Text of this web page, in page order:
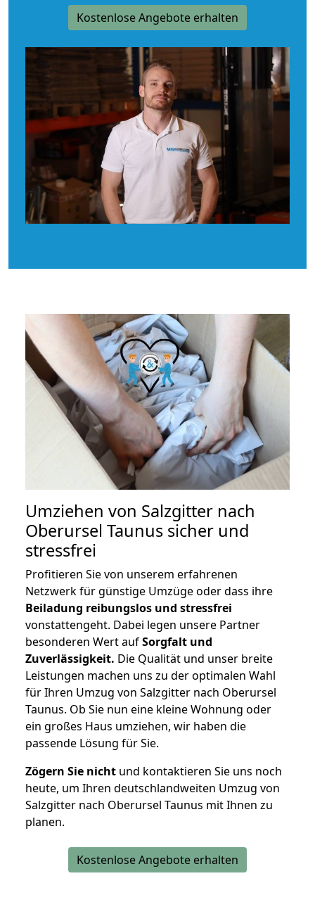
Kostenlose Angebote erhalten
Umziehen von Salzgitter nach
Oberursel Taunus sicher und
stressfrei
Profitieren Sie von unserem erfahrenen
Netzwerk für günstige Umzüge oder dass ihre
Beiladung reibungslos und stressfrei
vonstattengeht. Dabei legen unsere Partner
besonderen Wert aufSorgfalt und
Zuverlässigkeit. Die Qualität und unser breite
Leistungen machen uns zu der optimalen Wahl
für Ihren Umzug von Salzgitter nach Oberursel
Taunus. Ob Sie nun eine kleine Wohnung oder
ein großes Haus umziehen, wir haben die
passende Lösung für Sie.
Zögern Sie nicht und kontaktieren Sie uns noch
heute, um Ihren deutschlandweiten Umzug von
Salzgitter nach Oberursel Taunus mit Ihnen zu
planen.
Kostenlose Angebote erhalten